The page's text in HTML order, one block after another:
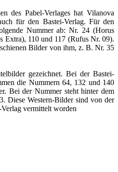
des Pabel-Verlages hat Vilanova
für den Bastei-Verlag. Für den
Nummer ab: Nr. 24 (Horus
Extra), 110 und 117 (Rufus Nr. 09).
Bilder von ihm, z. B. Nr. 35
gezeichnet. Bei der Bastei-
die Nummern 64, 132 und 140
Bei der Nummer steht hinter dem
Diese Western-Bilder sind von der
vermittelt worden